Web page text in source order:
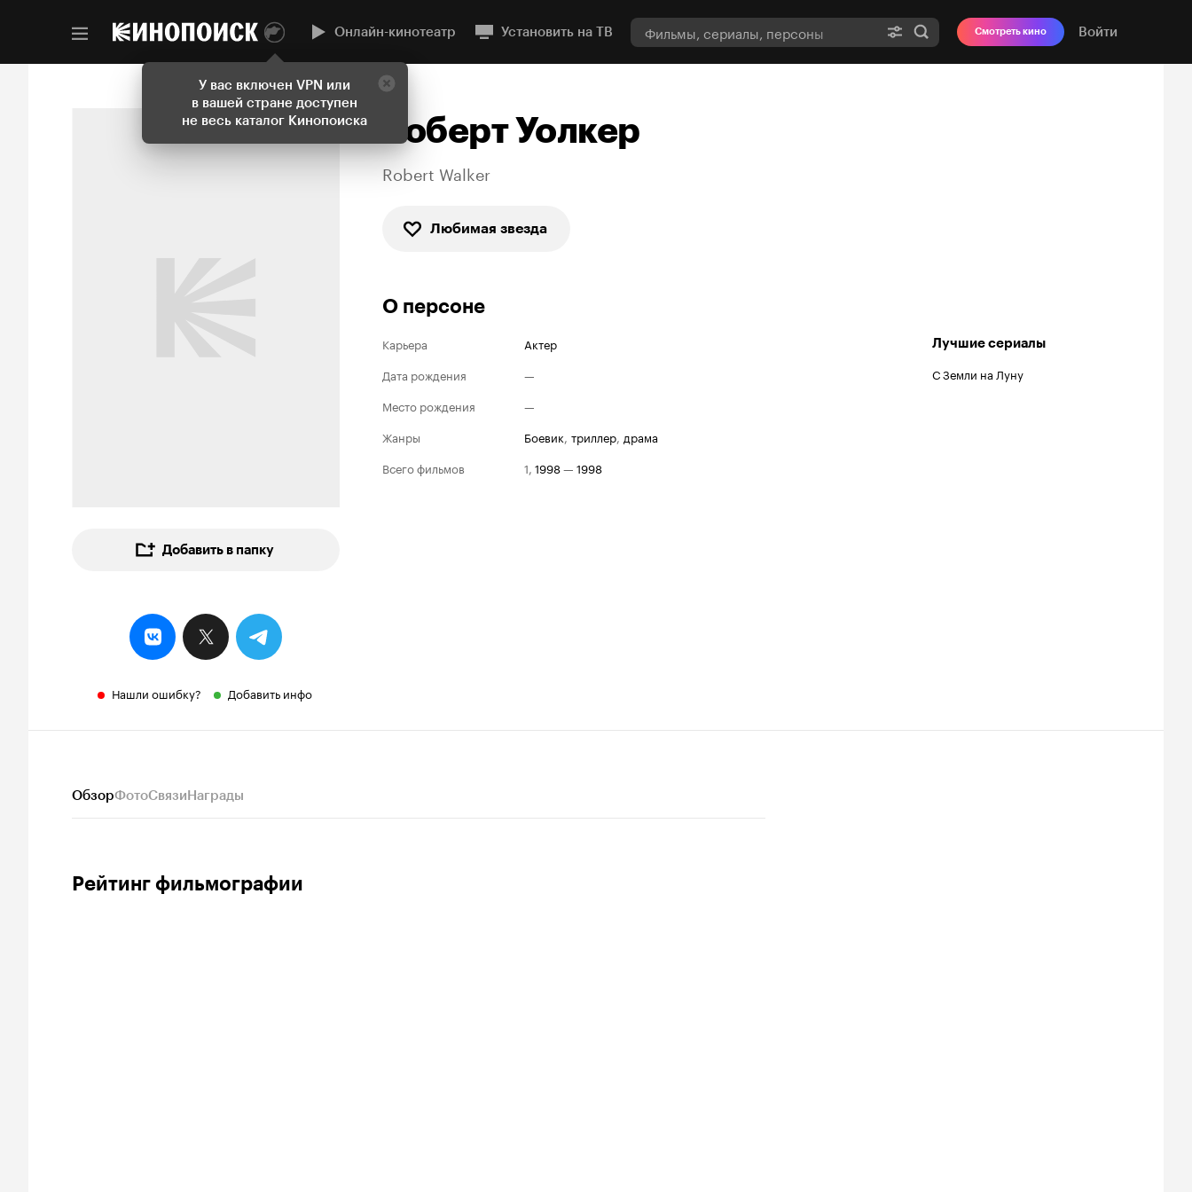
У вас включен VPN или
в вашей стране доступен
не весь каталог Кинопоиска
Онлайн-кинотеатр Установить на ТВ Смотреть кино Войти
Добавить в папку
Нашли ошибку? Добавить инфо
Роберт Уолкер
Robert Walker
Любимая звезда
О персоне
Карьера
Актер
Дата рождения
—
Место рождения
—
Жанры
боевик, триллер, драма
Всего фильмов
1, 1998— 1998
Лучшие сериалы
С Земли на Луну
ОбзорФотоСвязиНаграды
Рейтинг фильмографии